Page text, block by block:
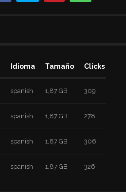
Idioma Tamaño Clicks
spanish 1,87 GB 309
spanish 1,87 GB 278
spanish 1,87 GB 306
spanish 1,87 GB 326